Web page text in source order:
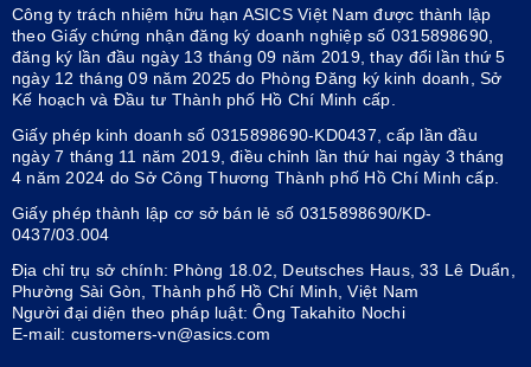
Công ty trách nhiệm hữu hạn ASICS Việt Nam được thành lập
theo Giấy chứng nhận đăng ký doanh nghiệp số 0315898690,
đăng ký lần đầu ngày 13 tháng 09 năm 2019, thay đổi lần thứ 5
ngày 12 tháng 09 năm 2025 do Phòng Đăng ký kinh doanh, Sở
Kế hoạch và Đầu tư Thành phố Hồ Chí Minh cấp.
Giấy phép kinh doanh số 0315898690-KD0437, cấp lần đầu
ngày 7 tháng 11 năm 2019, điều chỉnh lần thứ hai ngày 3 tháng
4 năm 2024 do Sở Công Thương Thành phố Hồ Chí Minh cấp.
Giấy phép thành lập cơ sở bán lẻ số 0315898690/KD-
0437/03.004
Địa chỉ trụ sở chính: Phòng 18.02, Deutsches Haus, 33 Lê Duẩn,
Phường Sài Gòn, Thành phố Hồ Chí Minh, Việt Nam
Người đại diện theo pháp luật: Ông Takahito Nochi
E-mail: customers-vn@asics.com